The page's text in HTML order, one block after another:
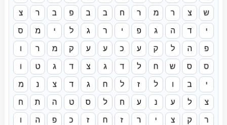
ש צ ר מ ר ח ב ב פ ב ר צ
י ד ה ג פ י ר ג ל י מ ס
פ ה ל ק ע כ ע ע ק מ ר ו
ס ס ש ח ל ד ג צ ד ג ט ו
י ב ו ל ז ל ח ג ד צ נ מ
צ ל ע נ ע ח ל ס ט ה ת ח
ר ק צ י ר ז ח ז כ פ ה ו